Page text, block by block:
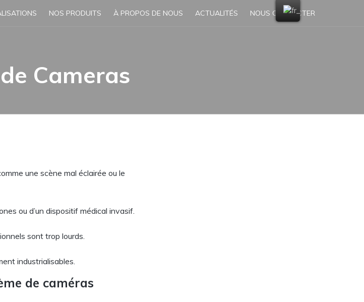
NOS PRODUITS À PROPOS DE NOUS ACTUALITÉS NOUS CONTACTER
Cameras
une scène mal éclairée ou le
ou d’un dispositif médical invasif.
sont trop lourds.
industrialisables.
de caméras